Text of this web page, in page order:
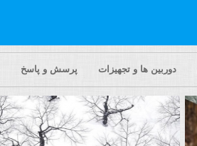
دوربین ها و تجهیزات پرسش و پاسخ